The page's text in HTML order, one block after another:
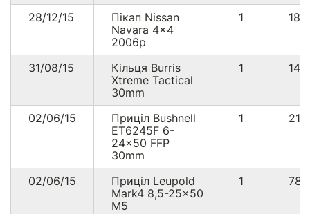
28/12/15
Пікап Nissan
Navara 4x4
2006р
1
31/08/15
Кільця Burris
Xtreme Tactical
30mm
1
02/06/15
Приціл Bushnell
ET6245F 6-
24x50 FFP
30mm
1
02/06/15
Приціл Leupold
Mark4 8,5-25x50
M5
1